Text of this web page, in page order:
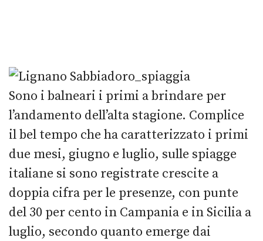
Sono i balneari i primi a brindare per
l’andamento dell’alta stagione. Complice
il bel tempo che ha caratterizzato i primi
due mesi, giugno e luglio, sulle spiagge
italiane si sono registrate crescite a
doppia cifra per le presenze, con punte
del 30 per cento in Campania e in Sicilia a
luglio, secondo quanto emerge dai